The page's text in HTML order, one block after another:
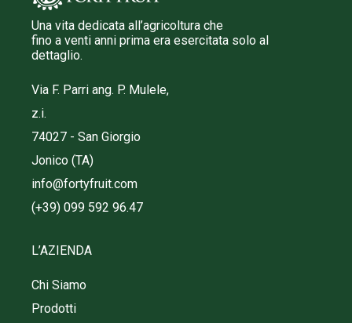
Una vita dedicata all’agricoltura che
fino a venti anni prima era esercitata solo al
dettaglio.
Via F. Parri ang. P. Mulele,
z.i.
74027 - San Giorgio
Jonico (TA)
info@fortyfruit.com
(+39) 099 592 96.47
L’AZIENDA
Chi Siamo
Prodotti